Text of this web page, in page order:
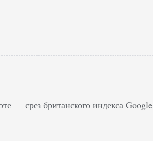
— срез британского индекса